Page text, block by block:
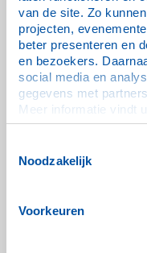
van de site. Zo
projecten,
beter presenteren en
en bezoekers.
social media en
gegevens met
Meer informatie vindt
Noodzakelijk
Voorkeuren